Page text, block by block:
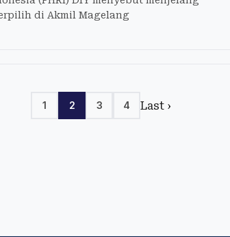
di Akmil Magelang
1 2 3 4 Last ›